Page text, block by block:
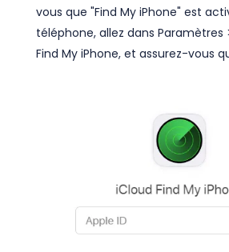
vous que "Find My iPhone" est
téléphone, allez dans Paramètres
Find My iPhone, et assurez-vous